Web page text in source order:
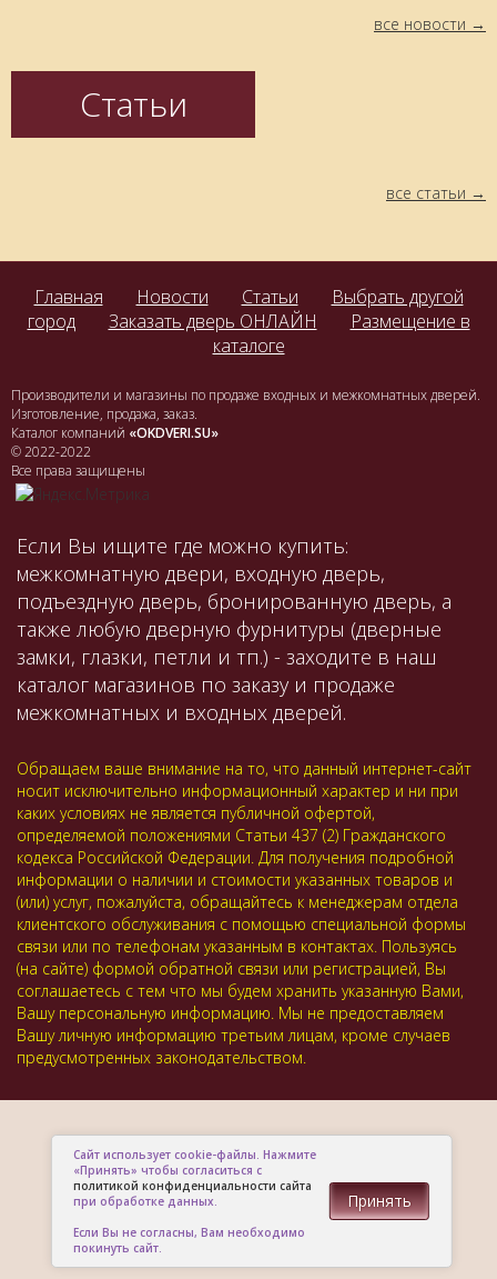
все новости
Статьи
все статьи
Главная Новости Статьи
Выбрать другой
город
Заказать дверь ОНЛАЙН
Размещение в
каталоге
Производители и магазины по продаже входных и межкомнатных дверей.
Изготовление, продажа, заказ.
Каталог компаний «OKDVERI.SU»
© 2022-2022
Все права защищены
Если Вы ищите где можно купить:
межкомнатную двери, входную дверь,
подъездную дверь, бронированную дверь, а
также любую дверную фурнитуры (дверные
замки, глазки, петли и тп.) - заходите в наш
каталог магазинов по заказу и продаже
межкомнатных и входных дверей.
Обращаем ваше внимание на то, что данный интернет-сайт
носит исключительно информационный характер и ни при
каких условиях не является публичной офертой,
определяемой положениями Статьи 437 (2) Гражданского
кодекса Российской Федерации. Для получения подробной
информации о наличии и стоимости указанных товаров и
(или) услуг, пожалуйста, обращайтесь к менеджерам отдела
клиентского обслуживания с помощью специальной формы
связи или по телефонам указанным в контактах. Пользуясь
(на сайте) формой обратной связи или регистрацией, Вы
соглашаетесь с тем что мы будем хранить указанную Вами,
Вашу персональную информацию. Мы не предоставляем
Вашу личную информацию третьим лицам, кроме случаев
предусмотренных законодательством.
Сайт использует cookie-файлы. Нажмите
«Принять» чтобы согласиться с
политикой конфиденциальности сайта
при обработке данных.
Если Вы не согласны, Вам необходимо
покинуть сайт.
Принять